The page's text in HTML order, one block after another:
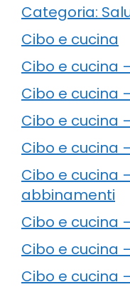
Categoria:
Cibo e cucina
Cibo e cucina
Cibo e cucina
Cibo e cucina
Cibo e cucina
Cibo e cucina
abbinamenti
Cibo e cucina
Cibo e cucina
Cibo e cucina